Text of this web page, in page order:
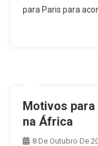
para Paris para
Motivos
na África
8 De Outubro De